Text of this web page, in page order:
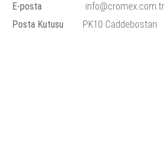
E-posta
info@cromex.com.tr
Posta Kutusu
PK10 Caddebostan